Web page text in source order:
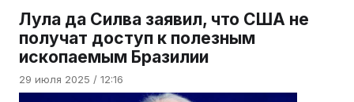
Лула да Силва заявил, что США не
получат доступ к полезным
ископаемым Бразилии
29 июля 2025 / 12:16